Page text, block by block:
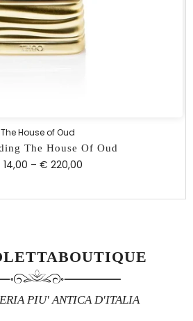
The House of Oud
The House Of Oud
– € 220,00
PIU' ANTICA D'ITALIA